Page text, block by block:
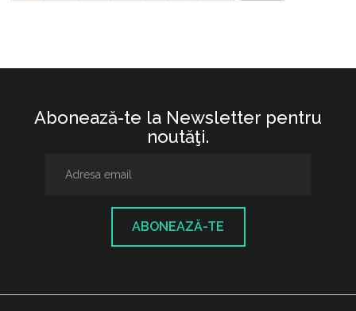
Abonează-te la Newsletter pentru
noutăţi.
ABONEAZĂ-TE